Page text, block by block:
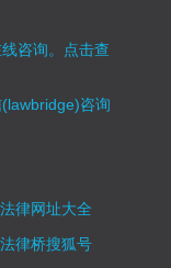
咨询。 点击查
咨询
法律网址大全
法律桥搜狐号